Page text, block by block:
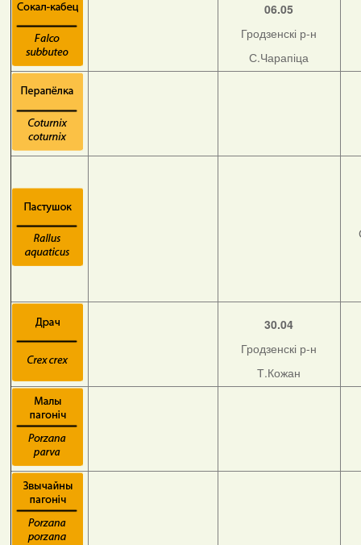
06.05
Гродзенскі р-н
С.Чарапіца
30.04
Гродзенскі р-н
Т.Кожан